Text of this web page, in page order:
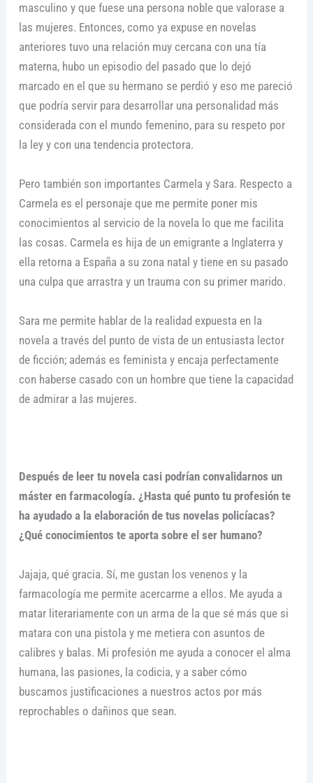
masculino y que fuese una persona noble que valorase a
las mujeres. Entonces, como ya expuse en novelas
anteriores tuvo una relación muy cercana con una tía
materna, hubo un episodio del pasado que lo dejó
marcado en el que su hermano se perdió y eso me pareció
que podría servir para desarrollar una personalidad más
considerada con el mundo femenino, para su respeto por
la ley y con una tendencia protectora.
Pero también son importantes Carmela y Sara. Respecto a
Carmela es el personaje que me permite poner mis
conocimientos al servicio de la novela lo que me facilita
las cosas. Carmela es hija de un emigrante a Inglaterra y
ella retorna a España a su zona natal y tiene en su pasado
una culpa que arrastra y un trauma con su primer marido.
Sara me permite hablar de la realidad expuesta en la
novela a través del punto de vista de un entusiasta lector
de ficción; además es feminista y encaja perfectamente
con haberse casado con un hombre que tiene la capacidad
de admirar a las mujeres.
Después de leer tu novela casi podrían convalidarnos un
máster en farmacología. ¿Hasta qué punto tu profesión te
ha ayudado a la elaboración de tus novelas policíacas?
¿Qué conocimientos te aporta sobre el ser humano?
Jajaja, qué gracia. Sí, me gustan los venenos y la
farmacología me permite acercarme a ellos. Me ayuda a
matar literariamente con un arma de la que sé más que si
matara con una pistola y me metiera con asuntos de
calibres y balas. Mi profesión me ayuda a conocer el alma
humana, las pasiones, la codicia, y a saber cómo
buscamos justificaciones a nuestros actos por más
reprochables o dañinos que sean.